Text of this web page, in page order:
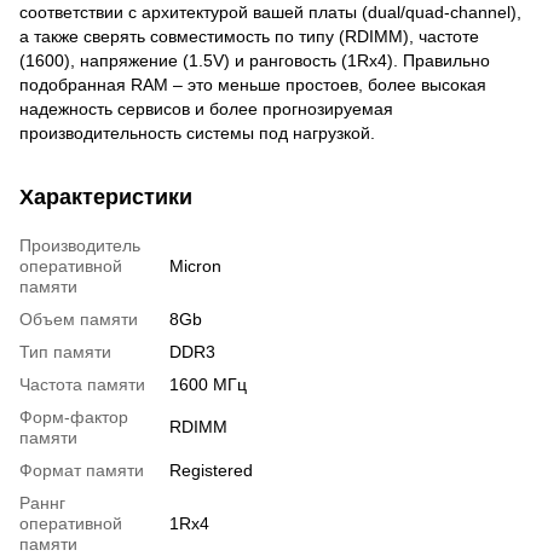
соответствии с архитектурой вашей платы (dual/quad-channel),
а также сверять совместимость по типу (RDIMM), частоте
(1600), напряжение (1.5V) и ранговость (1Rx4). Правильно
подобранная RAM – это меньше простоев, более высокая
надежность сервисов и более прогнозируемая
производительность системы под нагрузкой.
Характеристики
Производитель
оперативной
памяти
Micron
Объем памяти
8Gb
Тип памяти
DDR3
Частота памяти
1600 МГц
Форм-фактор
памяти
RDIMM
Формат памяти
Registered
Раннг
оперативной
памяти
1Rx4